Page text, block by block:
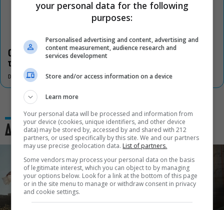
Οι «Τρωάδες» στην Επίδαυρο αλλάζουν την αντίληψη για
τον πολιτισμό
DON'T MISS
Δες και αυτό
your personal data for the following
purposes:
Personalised advertising and content, advertising and
content measurement, audience research and
services development
Store and/or access information on a device
Learn more
Your personal data will be processed and information from
your device (cookies, unique identifiers, and other device
data) may be stored by, accessed by and shared with 212
partners, or used specifically by this site. We and our partners
may use precise geolocation data. List of partners.
Some vendors may process your personal data on the basis
of legitimate interest, which you can object to by managing
your options below. Look for a link at the bottom of this page
or in the site menu to manage or withdraw consent in privacy
and cookie settings.